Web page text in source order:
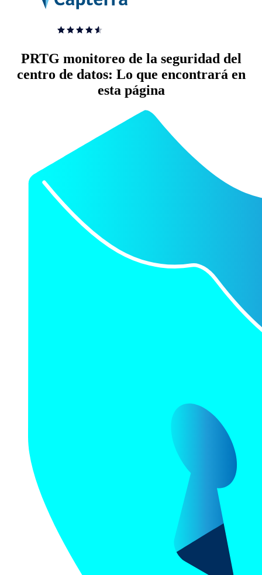
PRTG monitoreo de la seguridad del
centro de datos: Lo que encontrará en
esta página